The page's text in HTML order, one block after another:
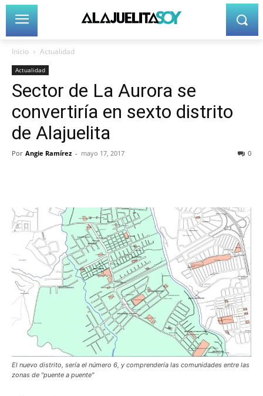
Inicio Actualidad
Actualidad
Sector de La Aurora se
convertiría en sexto distrito
de Alajuelita
Por Angie Ramírez - mayo 17, 2017 0
El nuevo distrito, sería el número 6, y comprendería las comunidades entre las
zonas de "puente a puente"